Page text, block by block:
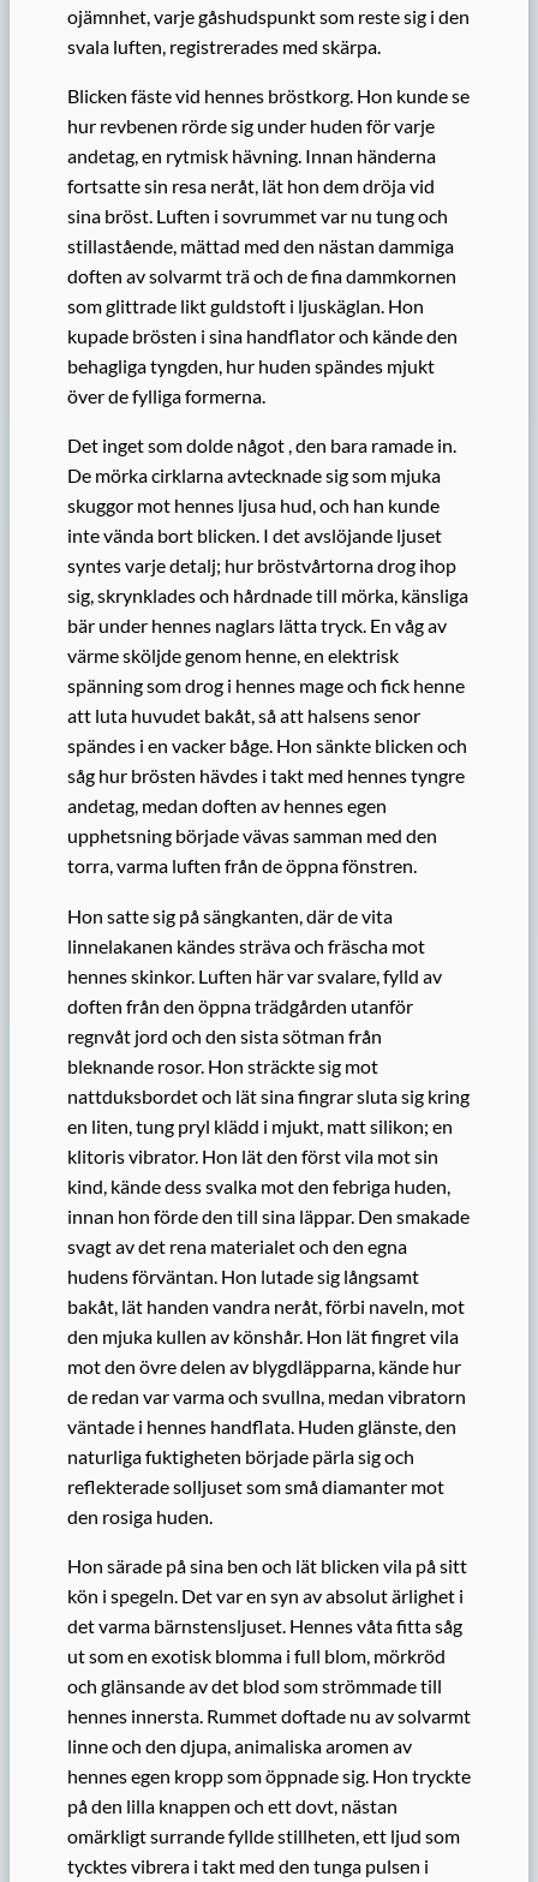
ojämnhet, varje gåshudspunkt som reste sig i den
svala luften, registrerades med skärpa.
Blicken fäste vid hennes bröstkorg. Hon kunde se
hur revbenen rörde sig under huden för varje
andetag, en rytmisk hävning. Innan händerna
fortsatte sin resa neråt, lät hon dem dröja vid
sina bröst. Luften i sovrummet var nu tung och
stillastående, mättad med den nästan dammiga
doften av solvarmt trä och de fina dammkornen
som glittrade likt guldstoft i ljuskäglan. Hon
kupade brösten i sina handflator och kände den
behagliga tyngden, hur huden spändes mjukt
över de fylliga formerna.
Det inget som dolde något , den bara ramade in.
De mörka cirklarna avtecknade sig som mjuka
skuggor mot hennes ljusa hud, och han kunde
inte vända bort blicken. I det avslöjande ljuset
syntes varje detalj; hur bröstvårtorna drog ihop
sig, skrynklades och hårdnade till mörka, känsliga
bär under hennes naglars lätta tryck. En våg av
värme sköljde genom henne, en elektrisk
spänning som drog i hennes mage och fick henne
att luta huvudet bakåt, så att halsens senor
spändes i en vacker båge. Hon sänkte blicken och
såg hur brösten hävdes i takt med hennes tyngre
andetag, medan doften av hennes egen
upphetsning började vävas samman med den
torra, varma luften från de öppna fönstren.
Hon satte sig på sängkanten, där de vita
linnelakanen kändes sträva och fräscha mot
hennes skinkor. Luften här var svalare, fylld av
doften från den öppna trädgården utanför
regnvåt jord och den sista sötman från
bleknande rosor. Hon sträckte sig mot
nattduksbordet och lät sina fingrar sluta sig kring
en liten, tung pryl klädd i mjukt, matt silikon; en
klitoris vibrator. Hon lät den först vila mot sin
kind, kände dess svalka mot den febriga huden,
innan hon förde den till sina läppar. Den smakade
svagt av det rena materialet och den egna
hudens förväntan. Hon lutade sig långsamt
bakåt, lät handen vandra neråt, förbi naveln, mot
den mjuka kullen av könshår. Hon lät fingret vila
mot den övre delen av blygdläpparna, kände hur
de redan var varma och svullna, medan vibratorn
väntade i hennes handflata. Huden glänste, den
naturliga fuktigheten började pärla sig och
reflekterade solljuset som små diamanter mot
den rosiga huden.
Hon särade på sina ben och lät blicken vila på sitt
kön i spegeln. Det var en syn av absolut ärlighet i
det varma bärnstensljuset. Hennes våta fitta såg
ut som en exotisk blomma i full blom, mörkröd
och glänsande av det blod som strömmade till
hennes innersta. Rummet doftade nu av solvarmt
linne och den djupa, animaliska aromen av
hennes egen kropp som öppnade sig. Hon tryckte
på den lilla knappen och ett dovt, nästan
omärkligt surrande fyllde stillheten, ett ljud som
tycktes vibrera i takt med den tunga pulsen i